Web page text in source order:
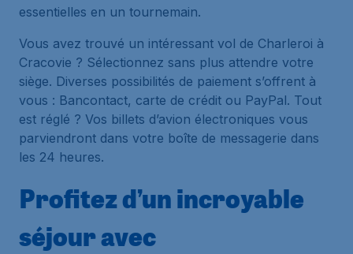
essentielles en un tournemain.
Vous avez trouvé un intéressant vol de Charleroi à
Cracovie ? Sélectionnez sans plus attendre votre
siège. Diverses possibilités de paiement s’offrent à
vous : Bancontact, carte de crédit ou PayPal. Tout
est réglé ? Vos billets d’avion électroniques vous
parviendront dans votre boîte de messagerie dans
les 24 heures.
Profitez d’un incroyable
séjour avec